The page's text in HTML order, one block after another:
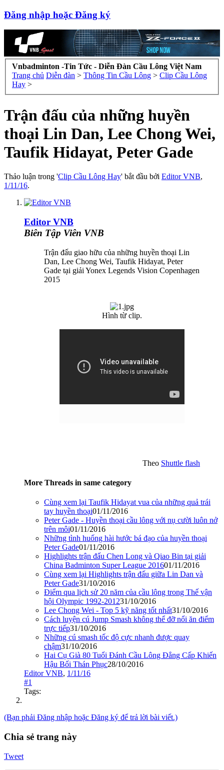
Đăng nhập hoặc Đăng ký
Vnbadminton -Tin Tức - Diễn Đàn Cầu Lông Việt Nam
Trang chủ Diễn đàn > Thông Tin Cầu Lông > Clip Cầu Lông
Hay >
Trận đấu của những huyền
thoại Lin Dan, Lee Chong Wei,
Taufik Hidayat, Peter Gade
Thảo luận trong 'Clip Cầu Lông Hay' bắt đầu bởi Editor VNB,
1/11/16.
Editor VNB
Biên Tập Viên VNB
Trận đấu giao hữu của những huyền thoại Lin
Dan, Lee Chong Wei, Taufik Hidayat, Peter
Gade tại giải Yonex Legends Vision Copenhagen
2015
Hình từ clip.​
Theo Shuttle flash
More Threads in same category
Cùng xem lại Taufik Hidayat vua của những quả trái
tay huyền thoại01/11/2016
Peter Gade - Huyền thoại cầu lông với nụ cười luôn nở
trên môi01/11/2016
Những tình huống hài hước bá đạo của huyền thoại
Peter Gade01/11/2016
Highlights trận đấu Chen Long và Qiao Bin tại giải
China Badminton Super League 201601/11/2016
Cùng xem lại Highlights trận đấu giữa Lin Dan và
Peter Gade31/10/2016
Điểm qua lịch sử 20 năm của cầu lông trong Thế vận
hội Olympic 1992-201231/10/2016
Lee Chong Wei - Top 5 kỹ năng tốt nhất31/10/2016
Cách luyện cú Jump Smash không thể đỡ nổi ăn điểm
trực tiếp31/10/2016
Những cú smash tốc độ cực nhanh được quay
chậm31/10/2016
Hai Cụ Già 80 Tuổi Đánh Cầu Lông Đẳng Cấp Khiến
Hậu Bối Thán Phục28/10/2016
Editor VNB, 1/11/16
#1
Tags:
(Bạn phải Đăng nhập hoặc Đăng ký để trả lời bài viết.)
Chia sẻ trang này
Tweet